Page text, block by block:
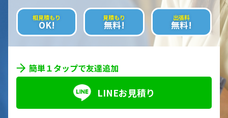
相見積もり
OK!
見積もり
無料!
出張料
無料!
簡単１タップで友達追加
LINEお見積り